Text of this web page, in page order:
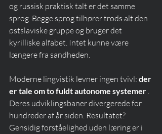
og russisk praktisk talt er det samme
sprog. Begge sprog tilhører trods alt den
østslaviske gruppe og bruger det
kyrilliske alfabet. Intet kunne være
længere fra sandheden.
Moderne lingvistik levner ingen tvivl: der
er tale om to fuldt autonome systemer .
Deres udviklingsbaner divergerede for
hundreder af år siden. Resultatet?
Gensidig forståelighed uden læring er i